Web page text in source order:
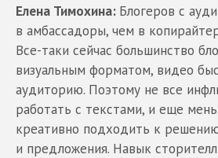
Елена Тимохина: Блогеров с
в амбассадоры, чем в
Все-таки сейчас большинство
визуальным форматом, видео
аудиторию. Поэтому не все
работать с текстами, и еще
креативно подходить к
и предложения. Навык